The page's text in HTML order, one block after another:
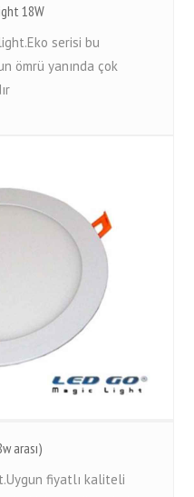
18W
serisi bu
ömrü yanında çok
arası)
fiyatlı kaliteli